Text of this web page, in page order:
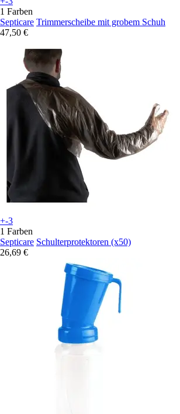
1 Farben
Septicare Trimmerscheibe mit grobem Schuh
47,50 €
+-3
1 Farben
Septicare Schulterprotektoren (x50)
26,69 €